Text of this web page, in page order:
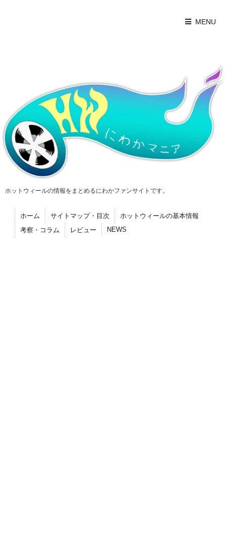
MENU
ホットウィールの情報をまとめるにわかファンサイトです。
ホーム サイトマップ・目次
ホットウィールの基本情報
考察・コラム
レビュー NEWS